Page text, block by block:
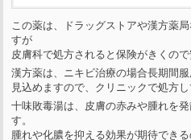
この薬は、ドラッグストアや漢方薬
すが
皮膚科で処方されると保険がきくので
漢方薬は、ニキビ治療の場合長期間
見込めますので、クリニックで処方
十味敗毒湯は、皮膚の赤みや腫れを
す。
腫れや化膿を抑える効果が期待でき